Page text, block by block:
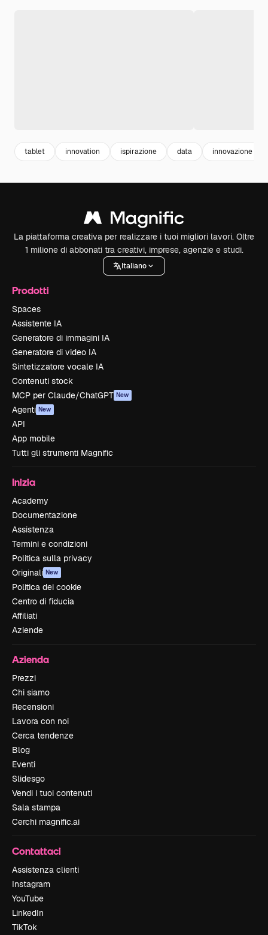
tablet innovation ispirazione data innovazione
La piattaforma creativa per realizzare i tuoi migliori lavori. Oltre
1 milione di abbonati tra creativi, imprese, agenzie e studi.
Italiano
Prodotti
Spaces
Assistente IA
Generatore di immagini IA
Generatore di video IA
Sintetizzatore vocale IA
Contenuti stock
MCP per Claude/ChatGPT New
Agenti New
API
App mobile
Tutti gli strumenti Magnific
Inizia
Academy
Documentazione
Assistenza
Termini e condizioni
Politica sulla privacy
Originali New
Politica dei cookie
Centro di fiducia
Affiliati
Aziende
Azienda
Prezzi
Chi siamo
Recensioni
Lavora con noi
Cerca tendenze
Blog
Eventi
Slidesgo
Vendi i tuoi contenuti
Sala stampa
Cerchi magnific.ai
Contattaci
Assistenza clienti
Instagram
YouTube
LinkedIn
TikTok